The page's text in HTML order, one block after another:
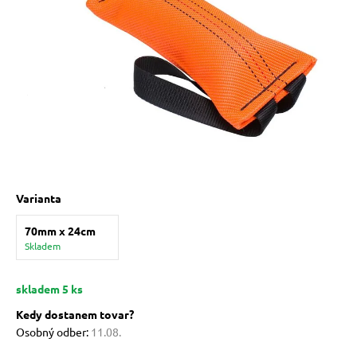
mačky
mačky
Varianta
70mm x 24cm
Skladem
skladem 5 ks
Kedy dostanem tovar?
Osobný odber: 11.08.